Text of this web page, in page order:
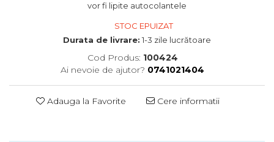
vor fi lipite autocolantele
STOC EPUIZAT
Durata de livrare: 1-3 zile lucrătoare
Cod Produs: 100424
Ai nevoie de ajutor? 0741021404
Adauga la Favorite Cere informatii